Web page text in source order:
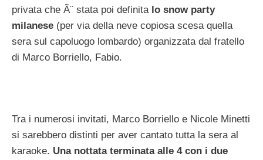
privata che Ã¨ stata poi definita lo snow party
milanese (per via della neve copiosa scesa quella
sera sul capoluogo lombardo) organizzata dal fratello
di Marco Borriello, Fabio.
Tra i numerosi invitati, Marco Borriello e Nicole Minetti
si sarebbero distinti per aver cantato tutta la sera al
karaoke. Una nottata terminata alle 4 con i due